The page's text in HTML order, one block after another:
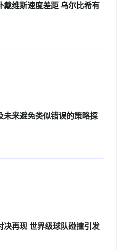
戴维斯速度差距 乌尔比希有
未来避免类似错误的策略探
决再现 世界级球队碰撞引发